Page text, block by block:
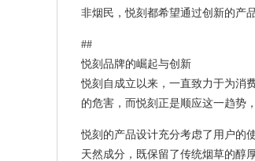
非烟民，悦刻都希望通过创新的产
##
悦刻品牌的崛起与创新
悦刻自成立以来，一直致力于为消
的危害，而悦刻正是顺应这一趋势
悦刻的产品设计充分考虑了用户的
天然成分，既保留了传统烟草的醇